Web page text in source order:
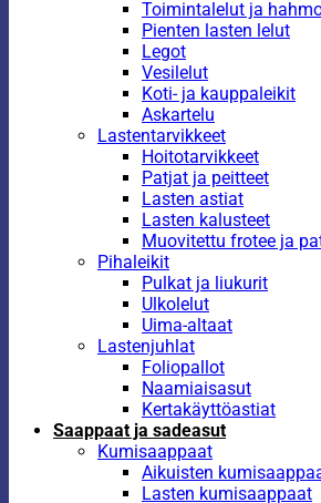
Toimintalelut ja
Pienten lasten lelut
Legot
Vesilelut
Koti- ja kauppaleikit
Askartelu
Lastentarvikkeet
Hoitotarvikkeet
Patjat ja peitteet
Lasten astiat
Lasten kalusteet
Muovitettu frotee ja
Pihaleikit
Pulkat ja liukurit
Ulkolelut
Uima-altaat
Lastenjuhlat
Foliopallot
Naamiaisasut
Kertakäyttöastiat
Saappaat ja sadeasut
Kumisaappaat
Aikuisten
Lasten kumisaappaat